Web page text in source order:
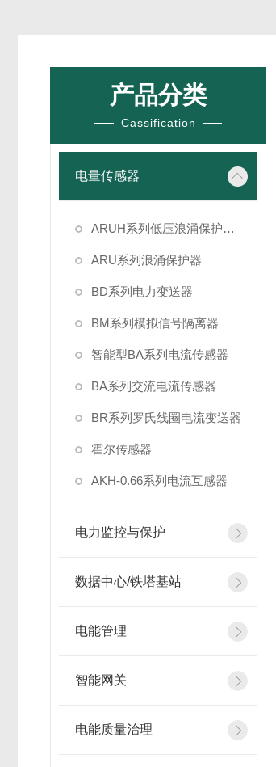
产品分类
Cassification
电量传感器
ARUH系列低压浪涌保护装置
ARU系列浪涌保护器
BD系列电力变送器
BM系列模拟信号隔离器
智能型BA系列电流传感器
BA系列交流电流传感器
BR系列罗氏线圈电流变送器
霍尔传感器
AKH-0.66系列电流互感器
电力监控与保护
数据中心/铁塔基站
电能管理
智能网关
电能质量治理